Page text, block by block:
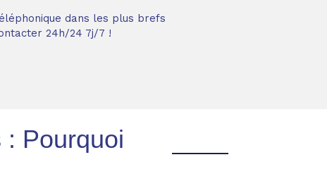
dans les plus brefs
24h/24 7j/7 !
Pourquoi